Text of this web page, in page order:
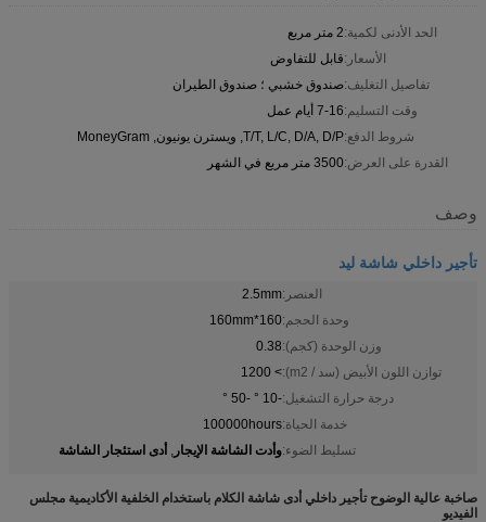
الحد الأدنى لكمية:2 متر مربع
الأسعار:قابل للتفاوض
تفاصيل التغليف:صندوق خشبي ؛ صندوق الطيران
وقت التسليم:7-16 أيام عمل
شروط الدفع:T/T, L/C, D/A, D/P, ويسترن يونيون, MoneyGram
القدرة على العرض:3500 متر مربع في الشهر
وصف
تأجير داخلي شاشة ليد
العنصر:2.5mm
وحدة الحجم:160*160mm
وزن الوحدة (كجم):0.38
توازن اللون الأبيض (سد / m2):
> 1200
درجة حرارة التشغيل:-10 ° -50 °
خدمة الحياة:100000hours
تسليط الضوء:وأدت الشاشة الإيجار , أدى استئجار الشاشة
صاخبة عالية الوضوح تأجير داخلي أدى شاشة الكلام باستخدام الخلفية الأكاديمية مجلس
الفيديو